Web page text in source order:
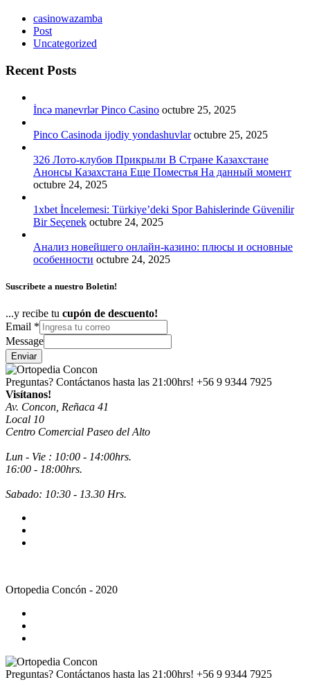
casinowazamba
Post
Uncategorized
Recent Posts
İncə manevrlər Pinco Casino octubre 25, 2025
Pinco Casinoda ijodiy yondashuvlar octubre 25, 2025
326 Лото-клубов Прикрыли В Стране Казахстане
Анонсы Казахстана Еще Поместья На данный момент
octubre 24, 2025
1xbet İncelemesi: Türkiye’deki Spor Bahislerinde Güvenilir
Bir Seçenek octubre 24, 2025
Анализ новейшего онлайн-казино: плюсы и основные
особенности octubre 24, 2025
Suscribete a nuestro Boletin!
...y recibe tu cupón de descuento!
Email *
Message
Enviar
Preguntas? Contáctanos hasta las 21:00hrs! +56 9 9344 7925
Visítanos!
Av. Concon, Reñaca 41
Local 10
Centro Comercial Paseo del Alto
Lun - Vie : 10:00 - 14:00hrs.
16:00 - 18:00hrs.
Sabado: 10:30 - 13.30 Hrs.
Ortopedia Concón - 2020
Preguntas? Contáctanos hasta las 21:00hrs! +56 9 9344 7925